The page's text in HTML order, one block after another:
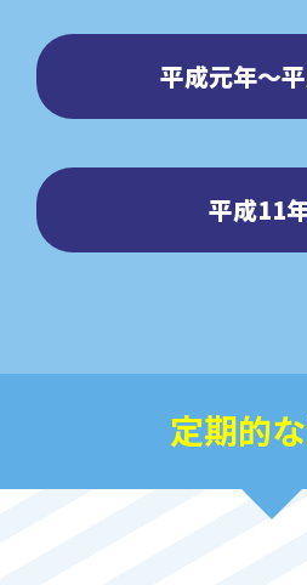
昭和53年 3月1日
10月6日
ト床仕上げ施工法の
明会」を建設省後援
平成元年〜
3月6日
平成元年3月10日
-3月13日
平成11
「企業内工事指導員」
主施工検査証」の配布
4月
定期的